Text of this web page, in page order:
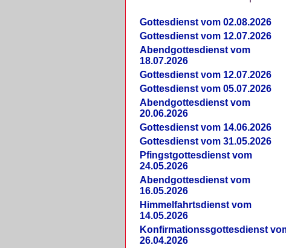
Gottesdienst vom 02.08.2026
Gottesdienst vom 12.07.2026
Abendgottesdienst vom
18.07.2026
Gottesdienst vom 12.07.2026
Gottesdienst vom 05.07.2026
Abendgottesdienst vom
20.06.2026
Gottesdienst vom 14.06.2026
Gottesdienst vom 31.05.2026
Pfingstgottesdienst vom
24.05.2026
Abendgottesdienst vom
16.05.2026
Himmelfahrtsdienst vom
14.05.2026
Konfirmationssgottesdienst
26.04.2026